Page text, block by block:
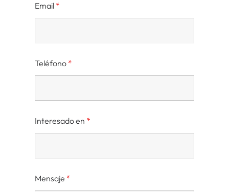
Email *
Teléfono *
Interesado en *
Mensaje *